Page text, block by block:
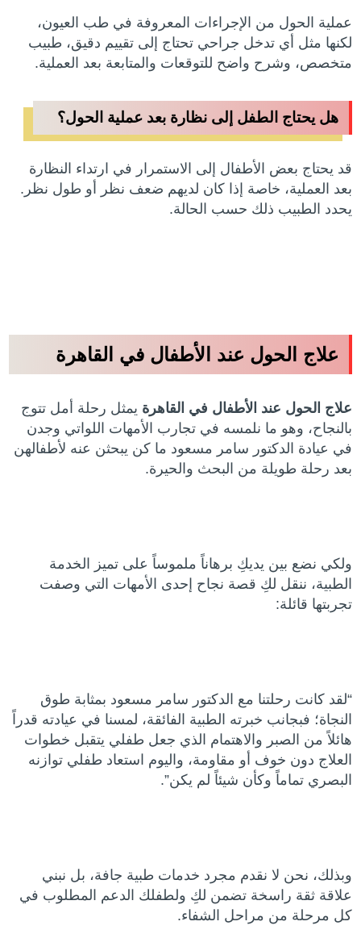
عملية الحول من الإجراءات المعروفة في طب العيون،
لكنها مثل أي تدخل جراحي تحتاج إلى تقييم دقيق، طبيب
متخصص، وشرح واضح للتوقعات والمتابعة بعد العملية.
هل يحتاج الطفل إلى نظارة بعد عملية الحول؟
قد يحتاج بعض الأطفال إلى الاستمرار في ارتداء النظارة
بعد العملية، خاصة إذا كان لديهم ضعف نظر أو طول نظر.
يحدد الطبيب ذلك حسب الحالة.
علاج الحول عند الأطفال في القاهرة
علاج الحول عند الأطفال في القاهرة يمثل رحلة أمل تتوج
بالنجاح، وهو ما نلمسه في تجارب الأمهات اللواتي وجدن
في عيادة الدكتور سامر مسعود ما كن يبحثن عنه لأطفالهن
بعد رحلة طويلة من البحث والحيرة.
ولكي نضع بين يديكِ برهاناً ملموساً على تميز الخدمة
الطبية، ننقل لكِ قصة نجاح إحدى الأمهات التي وصفت
تجربتها قائلة:
“لقد كانت رحلتنا مع الدكتور سامر مسعود بمثابة طوق
النجاة؛ فبجانب خبرته الطبية الفائقة، لمسنا في عيادته قدراً
هائلاً من الصبر والاهتمام الذي جعل طفلي يتقبل خطوات
العلاج دون خوف أو مقاومة، واليوم استعاد طفلي توازنه
البصري تماماً وكأن شيئاً لم يكن”.
وبذلك، نحن لا نقدم مجرد خدمات طبية جافة، بل نبني
علاقة ثقة راسخة تضمن لكِ ولطفلك الدعم المطلوب في
كل مرحلة من مراحل الشفاء.